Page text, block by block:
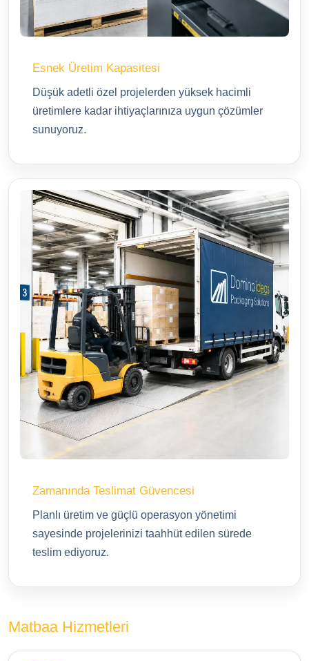
Esnek Üretim Kapasitesi
Düşük adetli özel projelerden yüksek hacimli
üretimlere kadar ihtiyaçlarınıza uygun çözümler
sunuyoruz.
Zamanında Teslimat Güvencesi
Planlı üretim ve güçlü operasyon yönetimi
sayesinde projelerinizi taahhüt edilen sürede
teslim ediyoruz.
Matbaa Hizmetleri